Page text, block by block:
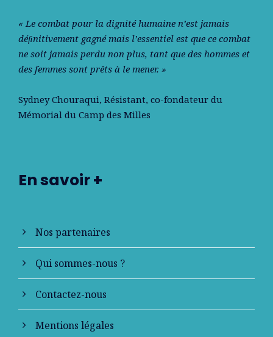
« Le combat pour la dignité humaine n’est jamais
déﬁnitivement gagné mais l’essentiel est que ce combat
ne soit jamais perdu non plus, tant que des hommes et
des femmes sont prêts à le mener. »
Sydney Chouraqui, Résistant, co-fondateur du
Mémorial du Camp des Milles
En savoir +
Nos partenaires
Qui sommes-nous ?
Contactez-nous
Mentions légales